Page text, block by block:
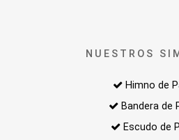
NUESTROS
Himno de
Bandera de
Escudo de